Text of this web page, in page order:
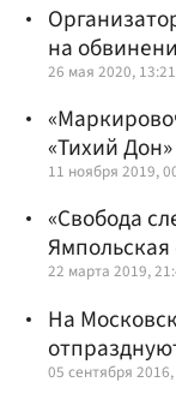
на
26 мая 2020, 13:21
«Тихий
11 ноября 2019,
«Свобода
Ямпольская
22 марта 2019,
На
05 сентября